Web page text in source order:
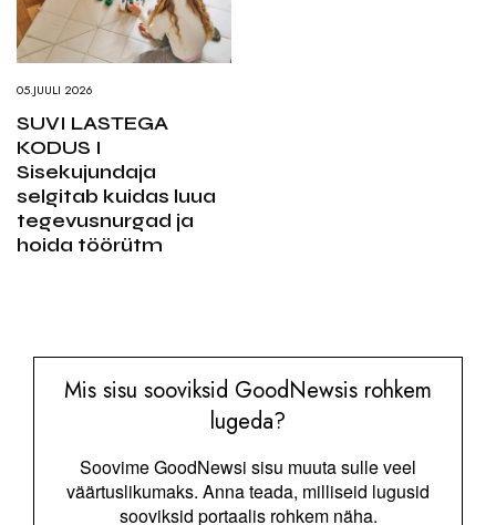
05.JUULI 2026
SUVI LASTEGA
KODUS I
Sisekujundaja
selgitab kuidas luua
tegevusnurgad ja
hoida töörütm
Mis sisu sooviksid GoodNewsis rohkem
lugeda?
Soovime GoodNewsi sisu muuta sulle veel
väärtuslikumaks. Anna teada, milliseid lugusid
sooviksid portaalis rohkem näha.